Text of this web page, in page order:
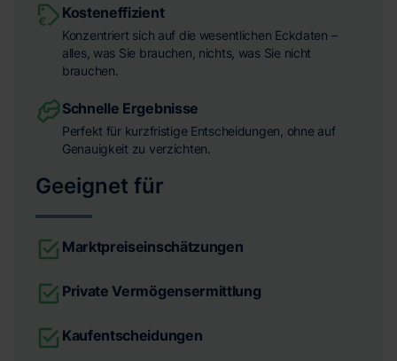
Kosteneffizient
Konzentriert sich auf die wesentlichen Eckdaten –
alles, was Sie brauchen, nichts, was Sie nicht
brauchen.
Schnelle Ergebnisse
Perfekt für kurzfristige Entscheidungen, ohne auf
Genauigkeit zu verzichten.
Geeignet für
Marktpreiseinschätzungen
Private Vermögensermittlung
Kaufentscheidungen